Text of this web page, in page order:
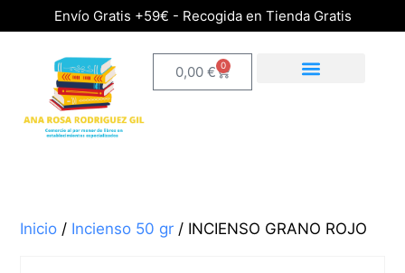
Envío Gratis +59€ - Recogida en Tienda Gratis
0,00 € 0
Inicio / Incienso 50 gr / INCIENSO GRANO ROJO